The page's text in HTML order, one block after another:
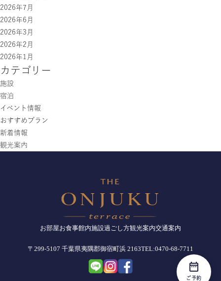
2026年7月
2026年6月
2026年3月
2026年2月
2026年1月
カテゴリー
施設
宿泊
イベント情報
おすすめプラン
新着情報
観光案内
ご予約
お部屋お食事館内施設過ごし方観光案内交通案内
〒299-5107 千葉県夷隅郡御宿町浜 2163TEL:0470-68-7711